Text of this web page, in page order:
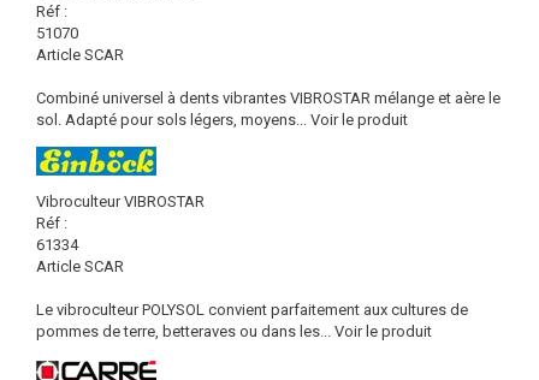
Réf :
51070
Article SCAR
Combiné universel à dents vibrantes VIBROSTAR mélange et aère le
sol. Adapté pour sols légers, moyens... Voir le produit
Vibroculteur VIBROSTAR
Réf :
61334
Article SCAR
Le vibroculteur POLYSOL convient parfaitement aux cultures de
pommes de terre, betteraves ou dans les... Voir le produit